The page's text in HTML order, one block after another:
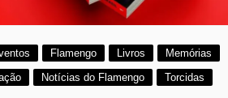
Flamengo Livros
Memórias
Notícias do Flamengo Torcidas